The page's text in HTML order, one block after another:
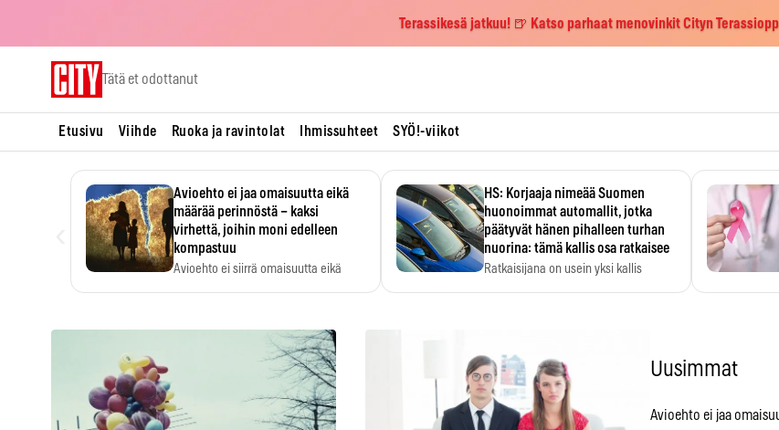
Terassikesä jatkuu! 🍺 Katso parhaat menovinkit Cityn
Tätä et odottanut
Etusivu Viihde Ruoka ja ravintolat Ihmissuhteet SYÖ!-viikot
Avioehto ei jaa omaisuutta eikä
määrää perinnöstä – kaksi
virhettä, joihin moni edelleen
kompastuu
Avioehto ei siirrä omaisuutta eikä
HS: Korjaaja nimeää Suomen
huonoimmat automallit, jotka
päätyvät hänen pihalleen turhan
nuorina: tämä kallis osa ratkaisee
Ratkaisijana on usein yksi kallis
Uusimmat
Avioehto ei jaa